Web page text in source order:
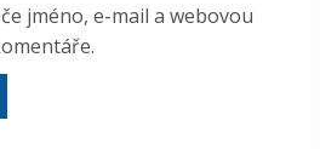
jméno, e-mail a webovou